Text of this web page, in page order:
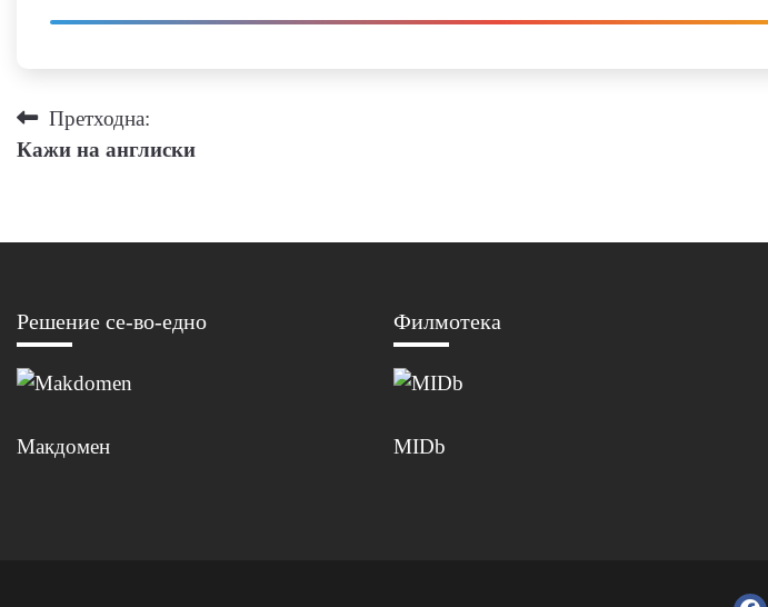
Навигација
Претходна:
Кажи на англиски
Решение се-во-едно
Макдомен
Филмотека
MIDb